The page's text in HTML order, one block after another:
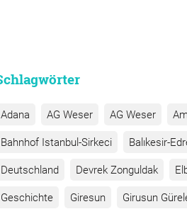
Adana AG Weser AG Weser
Bahnhof Istanbul-Sirkeci Balıkesir-
Deutschland Devrek Zonguldak
Geschichte Giresun Girusun